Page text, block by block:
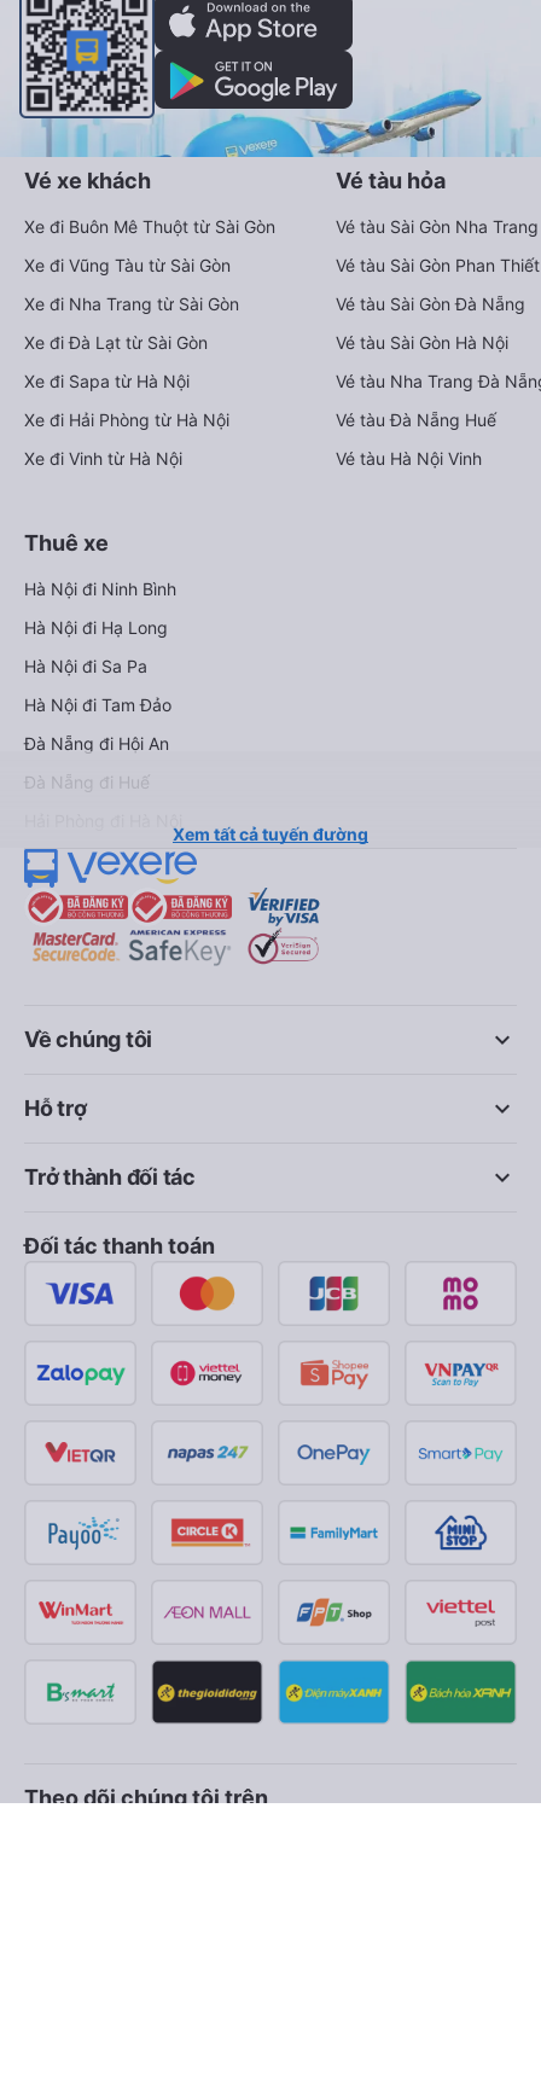
Vé xe khách
Xe đi Buôn Mê Thuột từ Sài Gòn
Xe đi Vũng Tàu từ Sài Gòn
Xe đi Nha Trang từ Sài Gòn
Xe đi Đà Lạt từ Sài Gòn
Xe đi Sapa từ Hà Nội
Xe đi Hải Phòng từ Hà Nội
Xe đi Vinh từ Hà Nội
Vé tàu hỏa
Vé tàu Sài Gòn Nha Trang
Vé tàu Sài Gòn Phan Thiết
Vé tàu Sài Gòn Đà Nẵng
Vé tàu Sài Gòn Hà Nội
Vé tàu Nha Trang Đà
Vé tàu Đà Nẵng Huế
Vé tàu Hà Nội Vinh
Thuê xe
Hà Nội đi Ninh Bình
Hà Nội đi Hạ Long
Hà Nội đi Sa Pa
Hà Nội đi Tam Đảo
Đà Nẵng đi Hội An
Đà Nẵng đi Huế
Xem tất cả tuyến đường
keyboard_arrow_down
Về chúng tôi
keyboard_arrow_down
Hỗ trợ
keyboard_arrow_down
Trở thành đối tác
Đối tác thanh toán
Theo dõi chúng tôi trên